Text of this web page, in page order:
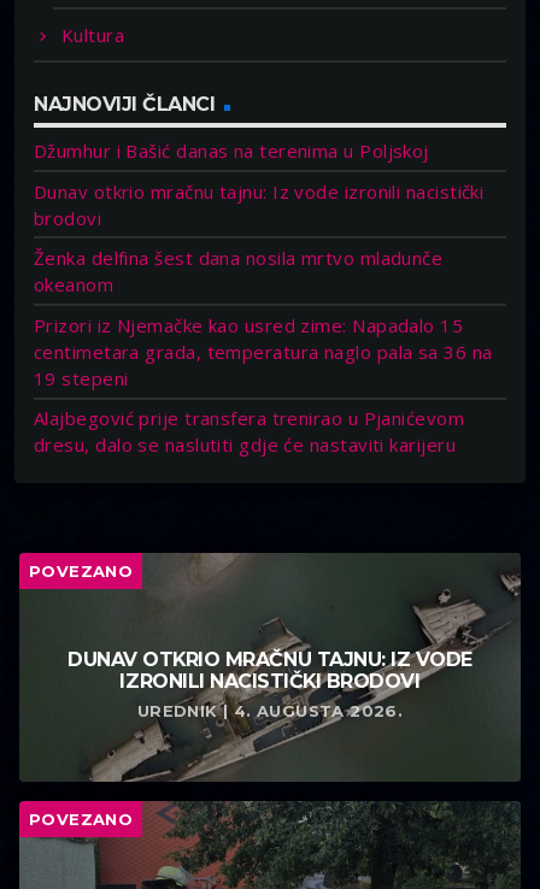
Kultura
NAJNOVIJI ČLANCI
Džumhur i Bašić danas na terenima u Poljskoj
Dunav otkrio mračnu tajnu: Iz vode izronili nacistički
brodovi
Ženka delfina šest dana nosila mrtvo mladunče
okeanom
Prizori iz Njemačke kao usred zime: Napadalo 15
centimetara grada, temperatura naglo pala sa 36 na
19 stepeni
Alajbegović prije transfera trenirao u Pjanićevom
dresu, dalo se naslutiti gdje će nastaviti karijeru
POVEZANO
DUNAV OTKRIO MRAČNU TAJNU: IZ VODE
IZRONILI NACISTIČKI BRODOVI
UREDNIK | 4. AUGUSTA 2026.
POVEZANO